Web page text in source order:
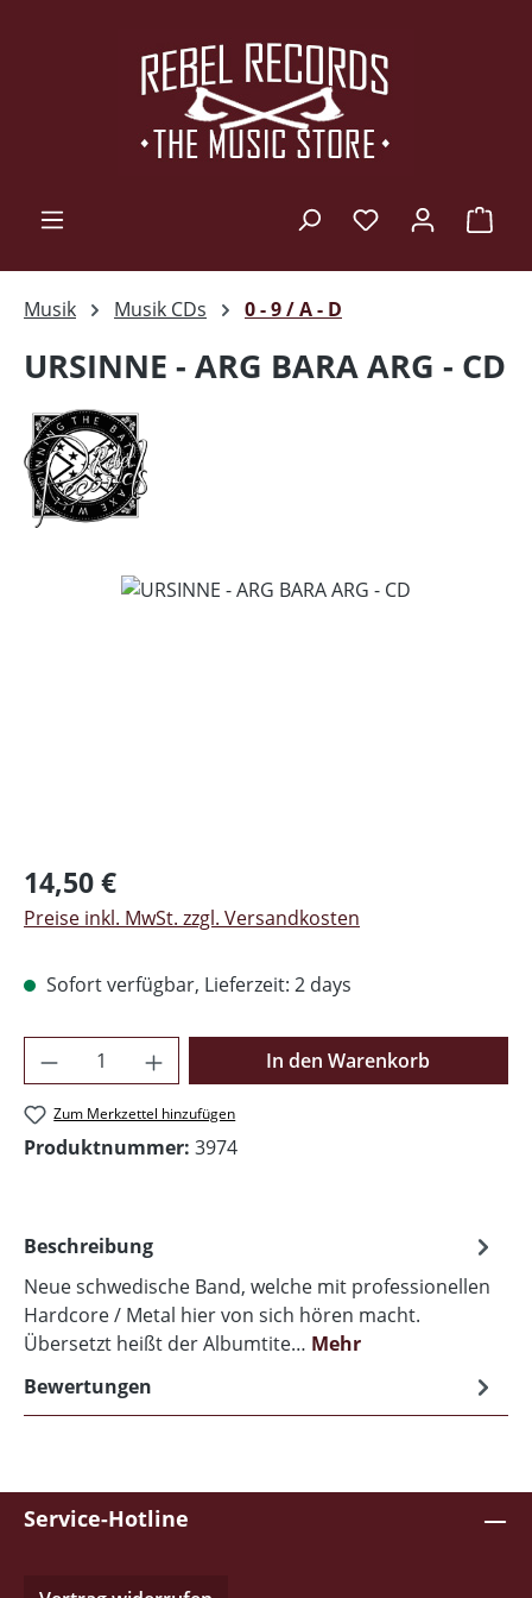
Musik Musik CDs 0 - 9 / A - D
URSINNE - ARG BARA ARG - CD
Bildergalerie überspringen
Regulärer Preis:
14,50 €
Preise inkl. MwSt. zzgl. Versandkosten
Sofort verfügbar, Lieferzeit: 2 days
Produkt Anzahl: Gib den gewünschten
In den Warenkorb
Zum Merkzettel hinzufügen
Produktnummer: 3974
Beschreibung
Neue schwedische Band, welche mit professionellen
Hardcore / Metal hier von sich hören macht.
Übersetzt heißt der Albumtite… Mehr
Bewertungen
Service-Hotline